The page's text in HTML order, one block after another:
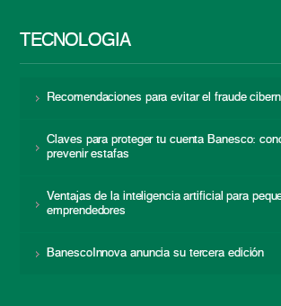
TECNOLOGÍA
Recomendaciones para evitar el fraude
Claves para proteger tu cuenta Banesco:
prevenir estafas
Ventajas de la inteligencia artificial para
emprendedores
BanescoInnova anuncia su tercera edición